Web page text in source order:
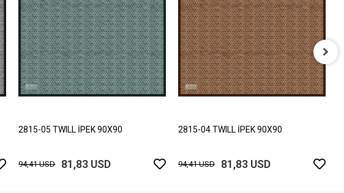
2815-05 TWILL İPEK 90X90
94,41 USD 81,83 USD
2815-04 TWILL İPEK 90X90
94,41 USD 81,83 USD